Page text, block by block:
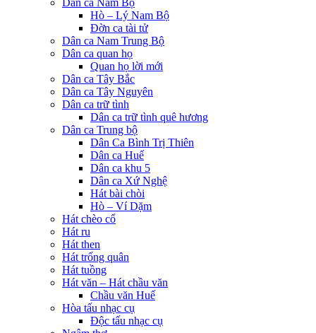
Dân ca Nam Bộ
Hò – Lý Nam Bộ
Đờn ca tài tử
Dân ca Nam Trung Bộ
Dân ca quan họ
Quan họ lời mới
Dân ca Tây Bắc
Dân ca Tây Nguyên
Dân ca trữ tình
Dân ca trữ tình quê hương
Dân ca Trung bộ
Dân Ca Bình Trị Thiên
Dân ca Huế
Dân ca khu 5
Dân ca Xứ Nghệ
Hát bài chòi
Hò – Ví Dặm
Hát chèo cổ
Hát ru
Hát then
Hát trống quân
Hát tuồng
Hát văn – Hát chầu văn
Chầu văn Huế
Hòa tấu nhạc cụ
Độc tấu nhạc cụ